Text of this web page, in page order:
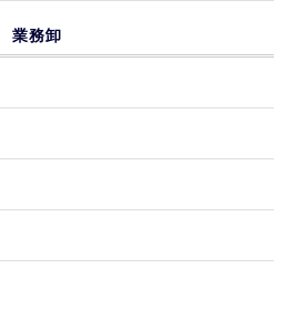
業務卸